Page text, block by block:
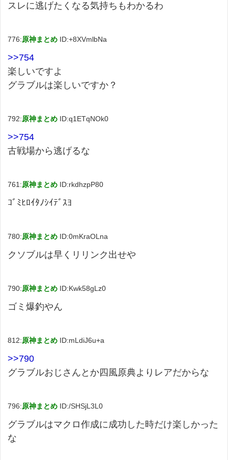
スレに逃げたくなる気持ちもわかるわ
776:原神まとめ ID:+8XVmlbNa
>>754
楽しいですよ
グラブルは楽しいですか？
792:原神まとめ ID:q1ETqNOk0
>>754
古戦場から逃げるな
761:原神まとめ ID:rkdhzpP80
ｺﾞﾐﾋﾛｲﾀﾉｼｲﾃﾞｽﾖ
780:原神まとめ ID:0mKraOLna
クソブルは早くリリンク出せや
790:原神まとめ ID:Kwk58gLz0
ゴミ爆釣やん
812:原神まとめ ID:mLdiJ6u+a
>>790
グラブルおじさんとか四風原典よりレアだからな
796:原神まとめ ID:/SHSjL3L0
グラブルはマクロ作成に成功した時だけ楽しかった
な